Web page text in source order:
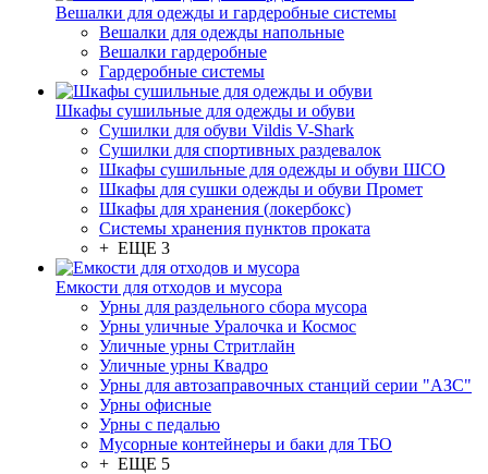
Вешалки для одежды и гардеробные системы
Вешалки для одежды напольные
Вешалки гардеробные
Гардеробные системы
Шкафы сушильные для одежды и обуви
Сушилки для обуви Vildis V-Shark
Сушилки для спортивных раздевалок
Шкафы сушильные для одежды и обуви ШСО
Шкафы для сушки одежды и обуви Промет
Шкафы для хранения (локербокс)
Системы хранения пунктов проката
+ ЕЩЕ 3
Емкости для отходов и мусора
Урны для раздельного сбора мусора
Урны уличные Уралочка и Космос
Уличные урны Стритлайн
Уличные урны Квадро
Урны для автозаправочных станций серии "АЗС"
Урны офисные
Урны с педалью
Мусорные контейнеры и баки для ТБО
+ ЕЩЕ 5